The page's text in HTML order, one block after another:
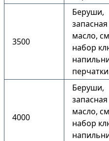
3500
Беруши,
масло,
набор
4000
Беруши,
масло,
набор